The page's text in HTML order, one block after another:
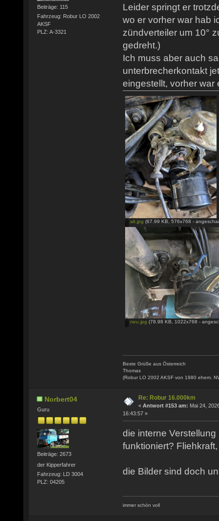
Beiträge: 115
Fahrzeug: Robur LO 2002
AKSF
PLZ: A-3321
Leider springt er
wo er vorher war hab
zündverteiler um 10°
gedreht.)
Ich muss aber auch
unterbrecherkontakt
eingestellt, vorher war
alt.jpg (67.99 KB, 576x768 -
neu.jpg (78.98 KB, 1022x768 -
Beste Grüße aus Österreich
Thomas
(Robur LO 2002 AKSF von 1980 ehem.
Norbert04
Guru
Beiträge: 2673
der Kipperfahrer
Fahrzeug: LD 3004
PLZ: 04205
Re: Robur 16.000km
« Antwort #153 am: Mai 24,
16:43:57 »
die interne
funktioniert?
die Bilder sind doch
immer schön voll